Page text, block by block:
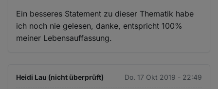
Ein besseres Statement zu dieser Thematik habe
ich noch nie gelesen, danke, entspricht 100%
meiner Lebensauffassung.
Heidi Lau (nicht überprüft) Do. 17 Okt 2019 - 22:49